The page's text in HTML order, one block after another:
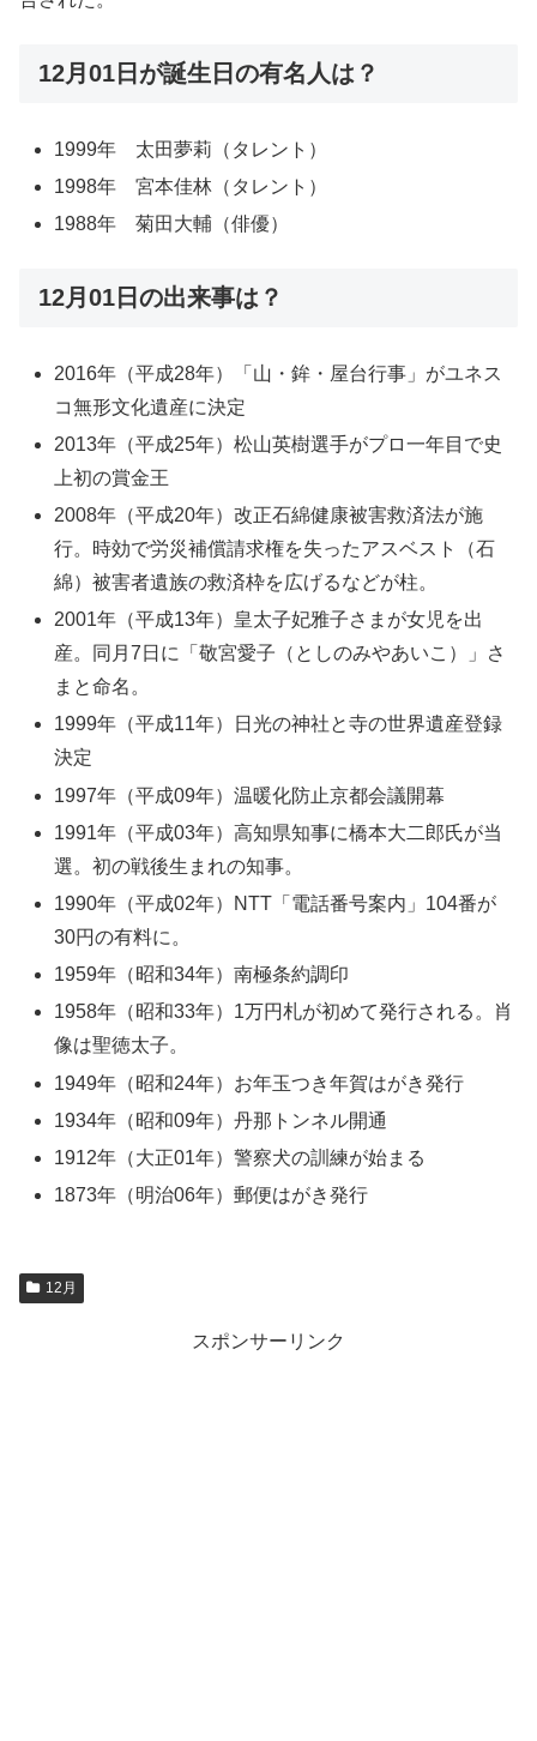
12月01日が誕生日の有名人は？
1999年 太田夢莉（タレント）
1998年 宮本佳林（タレント）
1988年 菊田大輔（俳優）
12月01日の出来事は？
2016年（平成28年）「山・鉾・屋台行事」がユネス
コ無形文化遺産に決定
2013年（平成25年）松山英樹選手がプロ一年目で史
上初の賞金王
2008年（平成20年）改正石綿健康被害救済法が施
行。時効で労災補償請求権を失ったアスベスト（石
綿）被害者遺族の救済枠を広げるなどが柱。
2001年（平成13年）皇太子妃雅子さまが女児を出
産。同月7日に「敬宮愛子（としのみやあいこ）」さ
まと命名。
1999年（平成11年）日光の神社と寺の世界遺産登録
決定
1997年（平成09年）温暖化防止京都会議開幕
1991年（平成03年）高知県知事に橋本大二郎氏が当
選。初の戦後生まれの知事。
1990年（平成02年）NTT「電話番号案内」104番が
30円の有料に。
1959年（昭和34年）南極条約調印
1958年（昭和33年）1万円札が初めて発行される。肖
像は聖徳太子。
1949年（昭和24年）お年玉つき年賀はがき発行
1934年（昭和09年）丹那トンネル開通
1912年（大正01年）警察犬の訓練が始まる
1873年（明治06年）郵便はがき発行
12月
スポンサーリンク